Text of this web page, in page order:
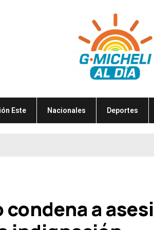
Este Nacionales Deportes
a